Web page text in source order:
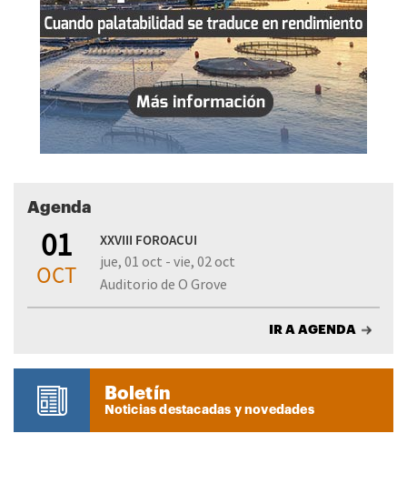
Agenda
01
OCT
XXVIII FOROACUI
jue, 01 oct - vie, 02 oct
Auditorio de O Grove
IR A AGENDA
Boletín
Noticias destacadas y novedades